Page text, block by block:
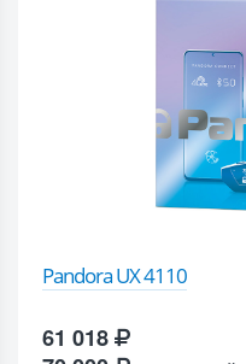
Pandora UX 4110
61 018